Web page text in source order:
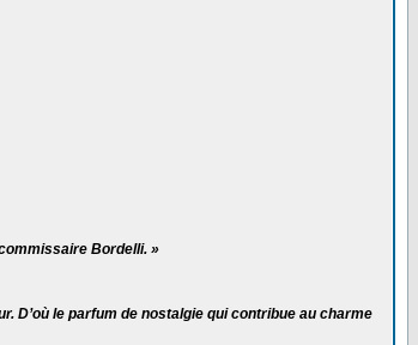
Bordelli. »
D’où le parfum de nostalgie qui contribue au charme